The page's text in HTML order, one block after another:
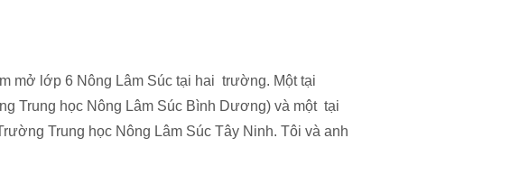
mở lớp 6 Nông Lâm Súc tại hai trường. Một tại
Trung học Nông Lâm Súc Bình Dương) và một tại
Trung học Nông Lâm Súc Tây Ninh. Tôi và anh